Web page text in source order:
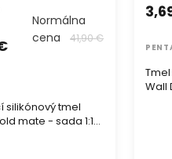
silikónový tmel
mate - sada 1:1
Normálna
cena
41,90 €
Wall